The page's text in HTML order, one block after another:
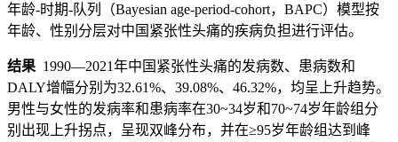
年龄-时期-队列（Bayesian age-period-cohort，BAPC）模型按
年龄、性别分层对中国紧张性头痛的疾病负担进行评估。
结果 1990—2021年中国紧张性头痛的发病数、患病数和
DALY增幅分别为32.61%、39.08%、46.32%，均呈上升趋势。
男性与女性的发病率和患病率在30~34岁和70~74岁年龄组分
别出现上升拐点，呈现双峰分布，并在≥95岁年龄组达到峰